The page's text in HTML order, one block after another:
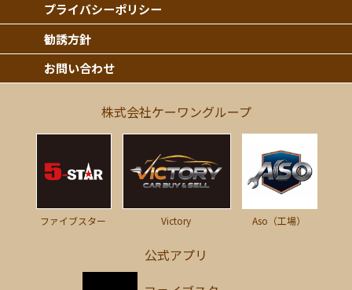
プライバシーポリシー
勧誘方針
お問い合わせ
株式会社ケーワングループ
ファイブスター Victory Aso（工場）
公式アプリ